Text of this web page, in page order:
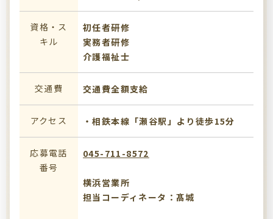
資格・ス
キル
初任者研修
実務者研修
介護福祉士
交通費 交通費全額支給
アクセス ・相鉄本線「瀬谷駅」より徒歩15分
応募電話
番号
045-711-8572
横浜営業所
担当コーディネータ：髙城